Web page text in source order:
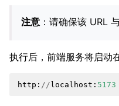
注意 ：请确保该 URL
执行后，前端服务将启动
http : // localhost : 5173